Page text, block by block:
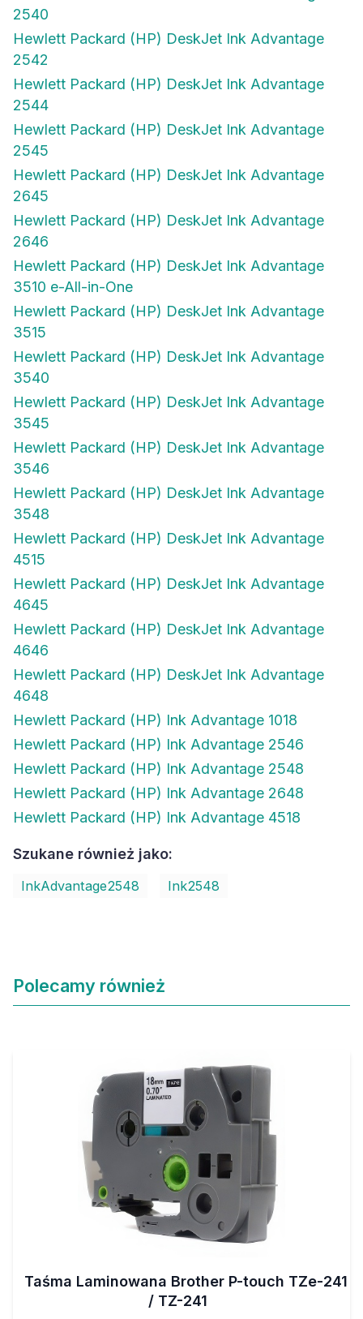
2540
Hewlett Packard (HP) DeskJet Ink Advantage
2542
Hewlett Packard (HP) DeskJet Ink Advantage
2544
Hewlett Packard (HP) DeskJet Ink Advantage
2545
Hewlett Packard (HP) DeskJet Ink Advantage
2645
Hewlett Packard (HP) DeskJet Ink Advantage
2646
Hewlett Packard (HP) DeskJet Ink Advantage
3510 e-All-in-One
Hewlett Packard (HP) DeskJet Ink Advantage
3515
Hewlett Packard (HP) DeskJet Ink Advantage
3540
Hewlett Packard (HP) DeskJet Ink Advantage
3545
Hewlett Packard (HP) DeskJet Ink Advantage
3546
Hewlett Packard (HP) DeskJet Ink Advantage
3548
Hewlett Packard (HP) DeskJet Ink Advantage
4515
Hewlett Packard (HP) DeskJet Ink Advantage
4645
Hewlett Packard (HP) DeskJet Ink Advantage
4646
Hewlett Packard (HP) DeskJet Ink Advantage
4648
Hewlett Packard (HP) Ink Advantage 1018
Hewlett Packard (HP) Ink Advantage 2546
Hewlett Packard (HP) Ink Advantage 2548
Hewlett Packard (HP) Ink Advantage 2648
Hewlett Packard (HP) Ink Advantage 4518
Szukane również jako:
InkAdvantage2548 Ink2548
Polecamy również
Taśma Laminowana Brother P-touch TZe-241
/ TZ-241